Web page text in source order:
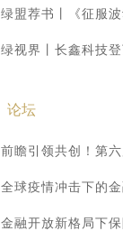
绿盟荐书丨《征服
绿视界丨长鑫科技登顶 A 股市
论坛
前瞻引领共创！第六届中国经济发展与法律规制高峰论坛暨
全球疫情冲击下的金融资本市场发展论坛暨
金融开放新格局下保险及保险资管行业创新与法律健康发